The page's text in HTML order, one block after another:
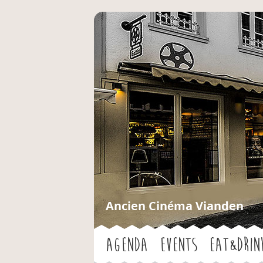
Ancien Cinéma Vianden
Agenda Events